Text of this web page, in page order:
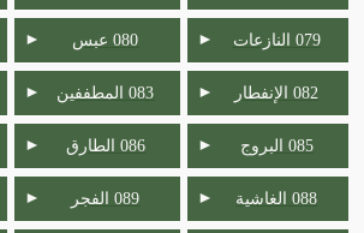
079 النازعات ► 080 عبس ►
082 الإنفطار ► 083 المطففين ►
085 البروج ► 086 الطارق ►
088 الغاشية ► 089 الفجر ►